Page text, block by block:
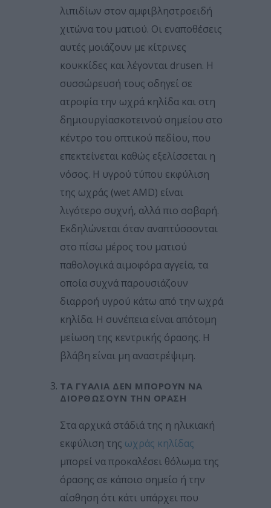
λιπιδίων στον αμφιβληστροειδή
χιτώνα του ματιού. Οι εναποθέσεις
αυτές μοιάζουν με κίτρινες
κουκκίδες και λέγονται drusen. Η
συσσώρευσή τους οδηγεί σε
ατροφία την ωχρά κηλίδα και στη
δημιουργίασκοτεινού σημείου στο
κέντρο του οπτικού πεδίου, που
επεκτείνεται καθώς εξελίσσεται η
νόσος. Η υγρού τύπου εκφύλιση
της ωχράς (wet AMD) είναι
λιγότερο συχνή, αλλά πιο σοβαρή.
Εκδηλώνεται όταν αναπτύσσονται
στο πίσω μέρος του ματιού
παθολογικά αιμοφόρα αγγεία, τα
οποία συχνά παρουσιάζουν
διαρροή υγρού κάτω από την ωχρά
κηλίδα. Η συνέπεια είναι απότομη
μείωση της κεντρικής όρασης. Η
βλάβη είναι μη αναστρέψιμη.
ΤΑ ΓΥΑΛΙΆ ΔΕΝ ΜΠΟΡΟΎΝ ΝΑ
ΔΙΟΡΘΏΣΟΥΝ ΤΗΝ ΌΡΑΣΗ
Στα αρχικά στάδιά της η ηλικιακή
εκφύλιση της ωχράς κηλίδας
μπορεί να προκαλέσει θόλωμα της
όρασης σε κάποιο σημείο ή την
αίσθηση ότι κάτι υπάρχει που